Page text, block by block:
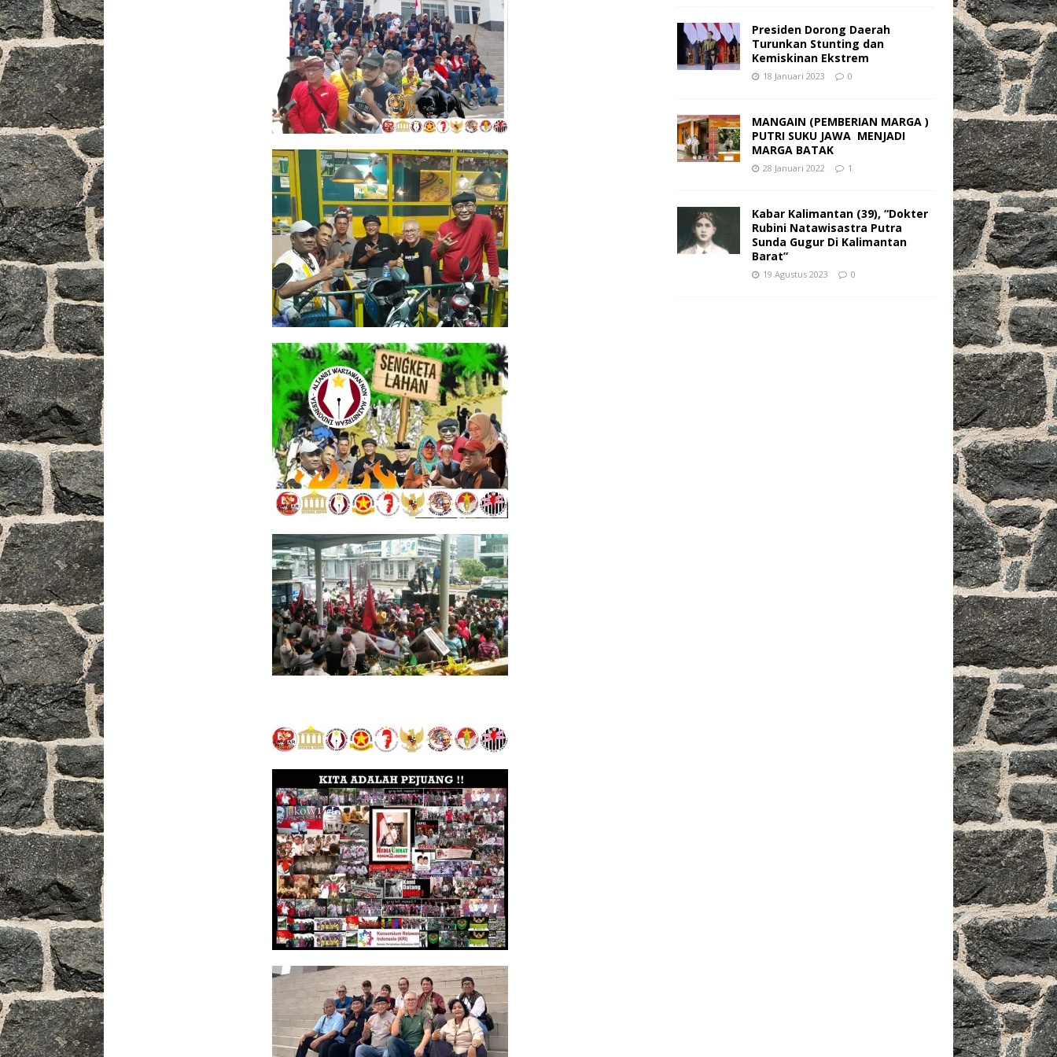
Presiden Dorong Daerah
Turunkan Stunting dan
Kemiskinan Ekstrem
18 Januari 2023 0
MANGAIN (PEMBERIAN MARGA )
PUTRI SUKU JAWA MENJADI
MARGA BATAK
28 Januari 2022 1
Kabar Kalimantan (39), “Dokter
Rubini Natawisastra Putra
Sunda Gugur Di Kalimantan
Barat”
19 Agustus 2023 0